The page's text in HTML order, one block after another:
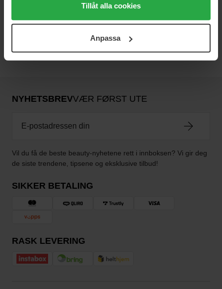
alla cookies, medan du under "Detaljer" kan anpassa
användningen av cookies. Du kan när som helst återkalla
samt vår Integritetspolicy.
Tillåt alla cookies
Anpassa
100 ml
NYHETSBREVVÆR FØRST UTE
Vil du få de beste beauty-nyhetene rett i innboksen? Vi gir deg
de siste trendene, tipsene og eksklusive tilbud!
SIKKER BETALING
RASK LEVERING